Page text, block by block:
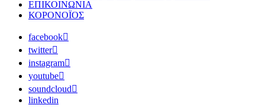
ΕΠΙΚΟΙΝΩΝΙΑ
ΚΟΡΟΝΟΪΟΣ
facebook
twitter
instagram
youtube
soundcloud
linkedin